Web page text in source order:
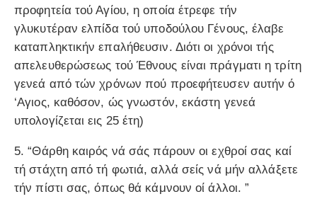
προφητεία τού Αγίου, η οποία έτρεφε τήν
γλυκυτέραν ελπίδα τού υποδούλου Γένους, έλαβε
καταπληκτικήν επαλήθευσιν. Διότι οι χρόνοι τής
απελευθερώσεως τού Έθνους είναι πράγματι η τρίτη
γενεά από τών χρόνων πού προεφήτευσεν αυτήν ό
‘Aγιος, καθόσον, ώς γνωστόν, εκάστη γενεά
υπολογίζεται εις 25 έτη)
5. “Θάρθη καιρός νά σάς πάρουν οι εχθροί σας καί
τή στάχτη από τή φωτιά, αλλά σείς νά μήν αλλάξετε
τήν πίστι σας, όπως θά κάμνουν οί άλλοι. ”